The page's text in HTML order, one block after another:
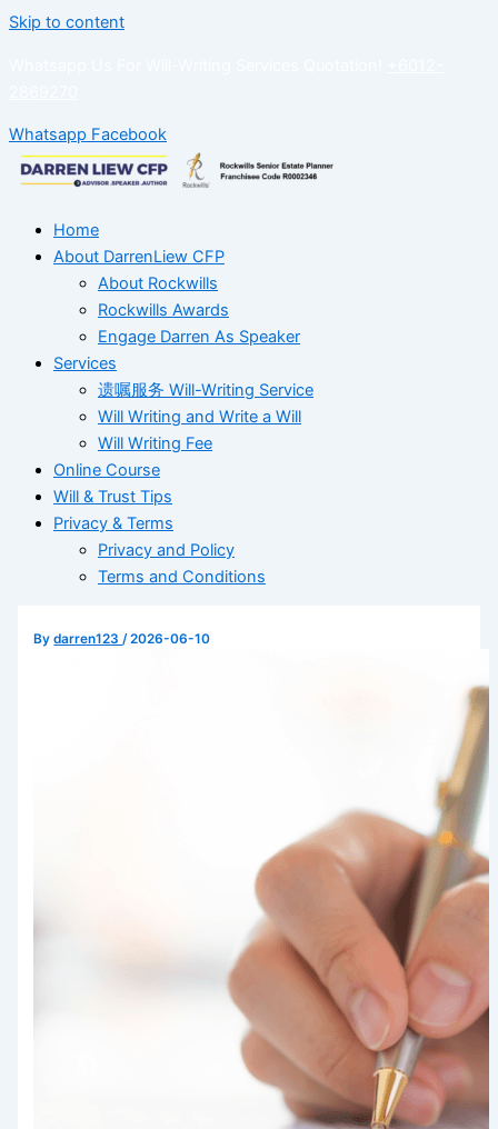
Skip to content
Whatsapp Facebook
Home
About DarrenLiew CFP
About Rockwills
Rockwills Awards
Engage Darren As Speaker
Services
遗嘱服务 Will-Writing Service
Will Writing and Write a Will
Will Writing Fee
Online Course
Will & Trust Tips
Privacy & Terms
Privacy and Policy
Terms and Conditions
Bydarren123/2026-06-10